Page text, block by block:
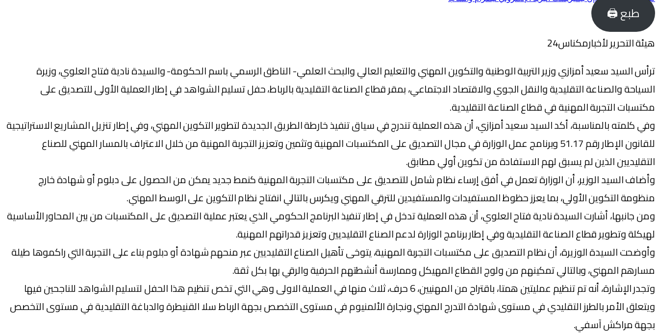
طبع 🖨
هيئة التحرير لأخبارمكناس24
ترأس السيد سعيد أمزازي وزير التربية الوطنية والتكوين المهني والتعليم العالي والبحث العلمي- الناطق الرسمي باسم الحكومة- والسيدة نادية فتاح العلوي، وزيرة
السياحة والصناعة التقليدية والنقل الجوي والاقتصاد الاجتماعي، بمقر قطاع الصناعة التقليدية بالرباط، حفل تسليم الشواهد في إطار العملية الأولى للتصديق على
مكتسبات التجربة المهنية في قطاع الصناعة التقليدية.
وفي كلمته بالمناسبة، أكد السيد سعيد أمزازي، أن هذه العملية تندرج في سياق تنفيذ خارطة الطريق الجديدة لتطوير التكوين المهني، وفي إطار تنزيل المشاريع الاستراتيجية
للقانون الإطار رقم 51.17 وبرنامج عمل الوزارة في مجال التصديق على المكتسبات المهنية وتثمين وتعزيز التجربة المهنية من خلال الاعتراف بالمسار المهني للصناع
التقليديين الذين لم يسبق لهم الاستفادة من تكوين أولي مطابق.
وأضاف السيد الوزير، أن الوزارة تعمل في أفق إرساء نظام شامل للتصديق على مكتسبات التجربة المهنية كنمط جديد يمكن من الحصول على دبلوم أو شهادة خارج
منظومة التكوين الأولي، بما يعزز حظوظ المستفيدات والمستفيدين للترقي المهني ويكرس بالتالي انفتاح نظام التكوين على الوسط المهني.
ومن جانبها، أشارت السيدة نادية فتاح العلوي، أن هذه العملية تدخل في إطار تنفيذ البرنامج الحكومي الذي يعتبر عملية التصديق على المكتسبات من بين المحاور الأساسية
لهيكلة وتطوير قطاع الصناعة التقليدية وفي إطار برنامج الوزارة لدعم الصناع التقليديين وتعزيز قدراتهم المهنية.
وأوضحت السيدة الوزيرة، أن نظام التصديق على مكتسبات التجربة المهنية، يتوخى تأهيل الصناع التقليديين عبر منحهم شهادة أو دبلوم بناء على التجربة التي راكموها طيلة
مسارهم المهني، وبالتالي تمكينهم من ولوج القطاع المهيكل وممارسة أنشطتهم الحرفية والرقي بها بكل ثقة.
وتجدر الإشارة، أنه تم تنظيم عمليتين همتا، باقتراح من المهنيين، 6 حرف، ثلاث منها في العملية الاولى وهي التي تخص تنظيم هذا الحفل لتسليم الشواهد للناجحين فيها
ويتعلق الأمر بالطرز التقليدي في مستوى شهادة التدرج المهني ونجارة الألمنيوم في مستوى التخصص بجهة الرباط سلا القنيطرة والدباغة التقليدية في مستوى التخصص
بجهة مراكش آسفي.